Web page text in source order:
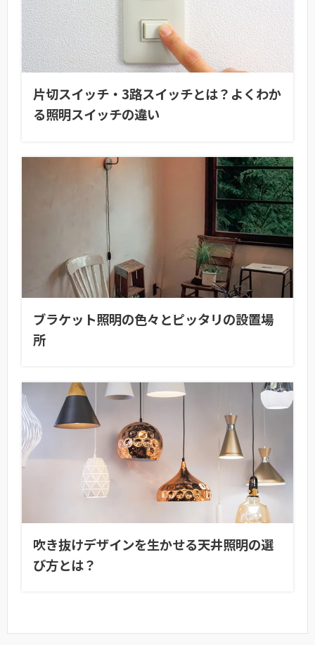
片切スイッチ・3路スイッチとは？よくわか
る照明スイッチの違い
ブラケット照明の色々とピッタリの設置場
所
吹き抜けデザインを生かせる天井照明の選
び方とは？